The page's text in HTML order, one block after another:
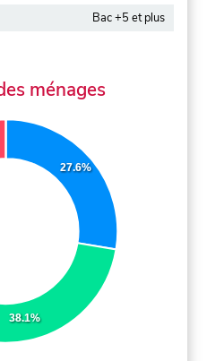
Bac +5 et plus
ménages
27.6%
38.1%